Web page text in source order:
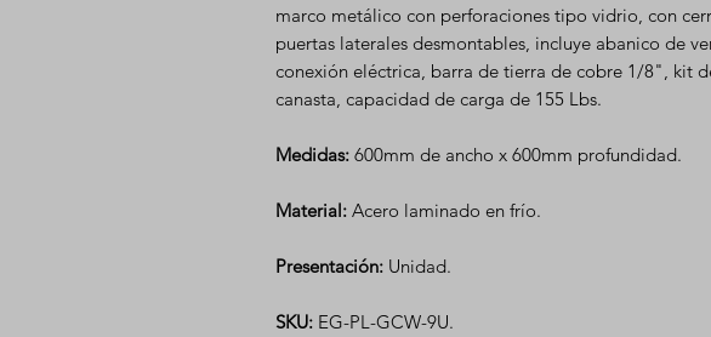
marco metálico con perforaciones tipo vidrio, con
puertas laterales desmontables, incluye abanico de
conexión eléctrica, barra de tierra de cobre 1/8", kit
canasta, capacidad de carga de 155 Lbs.
Medidas: 600mm de ancho x 600mm profundidad.
Material: Acero laminado en frío.
Presentación: Unidad.
SKU: EG-PL-GCW-9U.